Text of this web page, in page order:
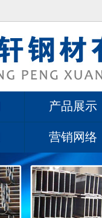
产品展示
营销网络